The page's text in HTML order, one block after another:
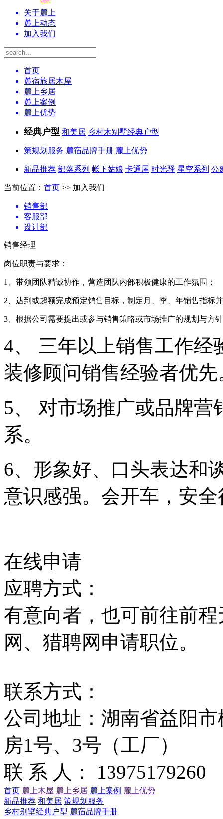
关于麓上
麓上动态
加入我们
首页
麓宿旅居木屋
麓上乡居
麓上案例
麓上优势
经典户型 和美居 乡村木别墅经典户型
策规划服务 麓宿品牌手册 麓上优势
新品推荐 部落系列 帐下姑娘 卡通屋 时光驿 星空系列 公
当前位置： 首页 >> 加入我们
销售部
客服部
设计部
销售经理
岗位职责与要求：
1、带领团队精诚协作，营造团队内部积极健康的工作氛围；
2、达到或超额完成预定销售目标，制定月、季、年销售指标
3、根据公司需要提出或参与销售策略或市场推广的规划与方
4、 三年以上销售工作经
装修顾问销售经验者优先
5、 对市场推广或品牌
系。
6、形象好、口头表达和
意识感强。会开车，安
在线申请
应聘方式：
有意向者，也可前往前
网、猎聘网申请职位。
联系方式：
公司地址：湖南省益阳
房1号、3号（工厂）
联 系 人： 13975179260
首页 麓上木屋 麓上乡居 麓上案例 麓上优势
新品推荐 和美居 策规划服务
乡村别墅经典户型 麓宿品牌手册